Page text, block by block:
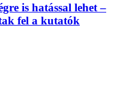
is hatással lehet –
fel a kutatók